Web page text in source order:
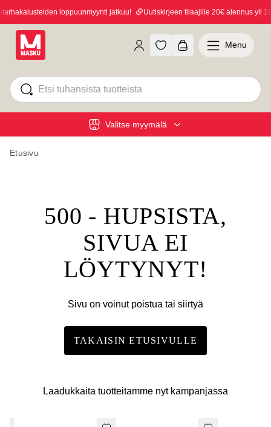
loppuunmyynti jatkuu! Uutiskirjeen tilaajille 20€ alennus yli
Valitse myymälä
Menu
Etusivu
500 - HUPSISTA,
SIVUA EI
LÖYTYNYT!
Sivu on voinut poistua tai siirtyä
TAKAISIN ETUSIVULLE
Laadukkaita tuotteitamme nyt kampanjassa